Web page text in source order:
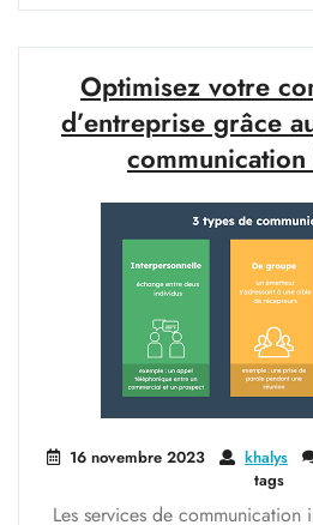
Optimisez votre
d’entreprise grâce
16 novembre 2023 khalys
tags
Les services de communication